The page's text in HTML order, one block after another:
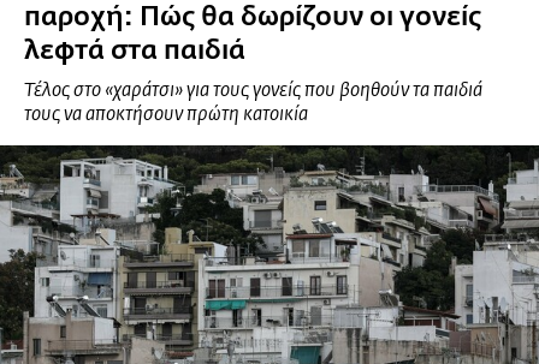
παροχή: Πώς θα δωρίζουν οι γονείς
λεφτά στα παιδιά
Τέλος στο «χαράτσι» για τους γονείς που βοηθούν τα παιδιά
τους να αποκτήσουν πρώτη κατοικία